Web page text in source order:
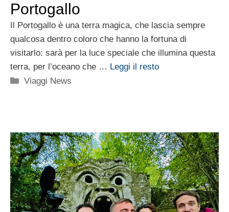
Portogallo
Il Portogallo è una terra magica, che lascia sempre
qualcosa dentro coloro che hanno la fortuna di
visitarlo: sarà per la luce speciale che illumina questa
terra, per l’oceano che … Leggi il resto
Categorie
Viaggi News